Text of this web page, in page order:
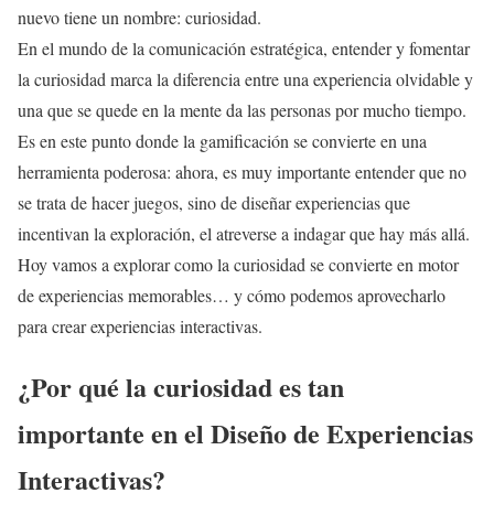
nuevo tiene un nombre: curiosidad.
En el mundo de la comunicación estratégica, entender y fomentar
la curiosidad marca la diferencia entre una experiencia olvidable y
una que se quede en la mente da las personas por mucho tiempo.
Es en este punto donde la gamificación se convierte en una
herramienta poderosa: ahora, es muy importante entender que no
se trata de hacer juegos, sino de diseñar experiencias que
incentivan la exploración, el atreverse a indagar que hay más allá.
Hoy vamos a explorar como la curiosidad se convierte en motor
de experiencias memorables… y cómo podemos aprovecharlo
para crear experiencias interactivas.
¿Por qué la curiosidad es tan
importante en el Diseño de Experiencias
Interactivas?